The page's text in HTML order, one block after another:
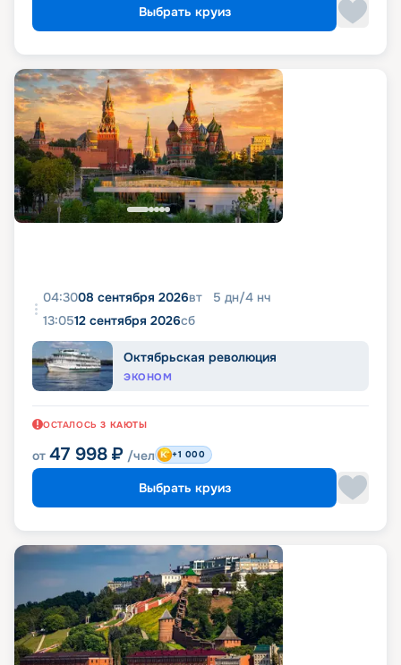
Выбрать круиз
04:3008 сентября 2026вт 5 дн/4 нч
13:0512 сентября 2026сб
Октябрьская революция
ЭКОНОМ
ОСТАЛОСЬ 3 КАЮТЫ
от 47 998 ₽ /чел +1 000
Выбрать круиз